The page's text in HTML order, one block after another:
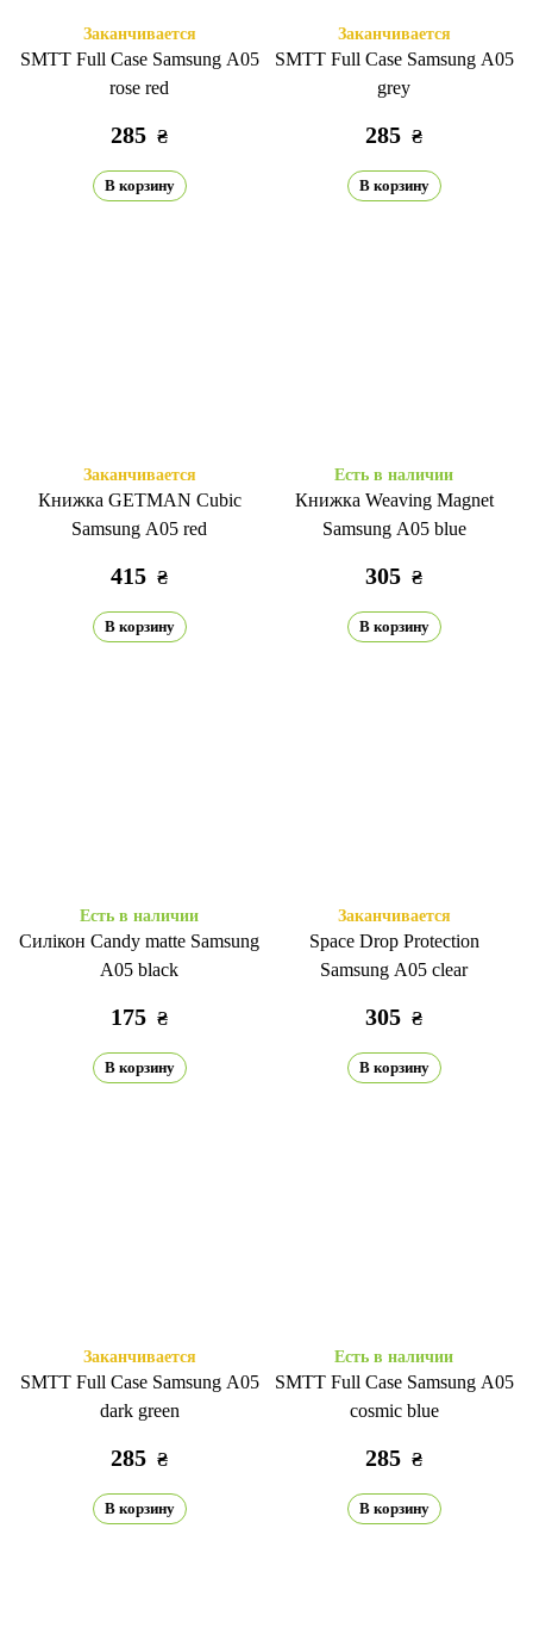
Заканчивается
SMTT Full Case Samsung A05
rose red
285 ₴
В корзину
Заканчивается
SMTT Full Case Samsung A05
grey
285 ₴
В корзину
Заканчивается
Книжка GETMAN Cubic
Samsung A05 red
415 ₴
В корзину
Есть в наличии
Книжка Weaving Magnet
Samsung A05 blue
305 ₴
В корзину
Есть в наличии
Силікон Candy matte Samsung
A05 black
175 ₴
В корзину
Заканчивается
Space Drop Protection
Samsung A05 clear
305 ₴
В корзину
Заканчивается
SMTT Full Case Samsung A05
dark green
285 ₴
В корзину
Есть в наличии
SMTT Full Case Samsung A05
cosmic blue
285 ₴
В корзину